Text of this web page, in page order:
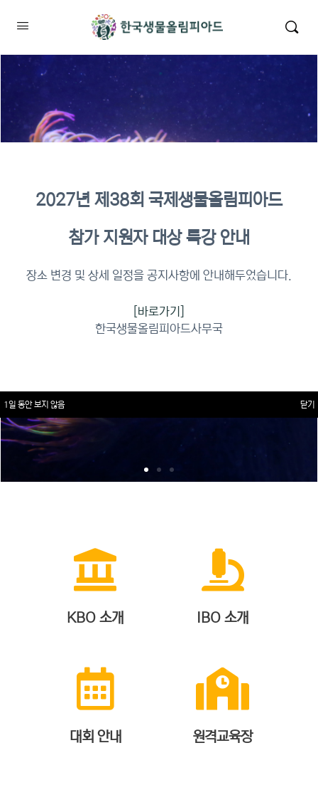
이수증명서 확인 바로가기
KBO 소개 IBO 소개
대회 안내 원격교육장
2027년 제38회 국제생물올림피아드
참가 지원자 대상 특강 안내
장소 변경 및 상세 일정을 공지사항에 안내해두었습니다.
[바로가기]
한국생물올림피아드사무국
1일 동안 보지 않음 닫기